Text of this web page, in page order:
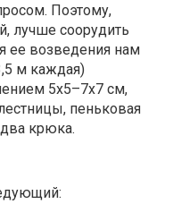
Поэтому,
лучше соорудить
ее возведения нам
м каждая)
5х5–7х7 см,
пеньковая
крюка.